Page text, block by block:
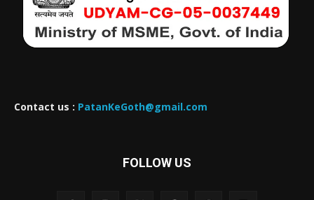
Contact us : PatanKeGoth@gmail.com
FOLLOW US